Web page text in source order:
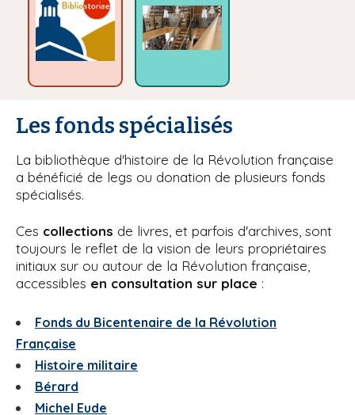
Les fonds spécialisés
La bibliothèque d'histoire de la Révolution française
a bénéficié de legs ou donation de plusieurs fonds
spécialisés.
Ces collections de livres, et parfois d'archives, sont
toujours le reflet de la vision de leurs propriétaires
initiaux sur ou autour de la Révolution française,
accessibles en consultation sur place :
Fonds du Bicentenaire de la Révolution
Française
Histoire militaire
Bérard
Michel Eude